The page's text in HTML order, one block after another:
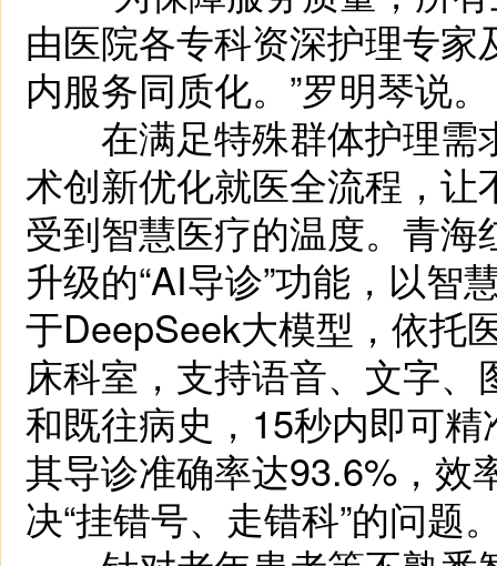
由医院各专科资深护理专
内服务同质化。”罗明琴说。
在满足特殊群体护理需
术创新优化就医全流程，
受到智慧医疗的温度。青
升级的“AI导诊”功能，以智
于DeepSeek大模型，依托
床科室，支持语音、文字
和既往病史，15秒内即可
其导诊准确率达93.6%，效
决“挂错号、走错科”的问题